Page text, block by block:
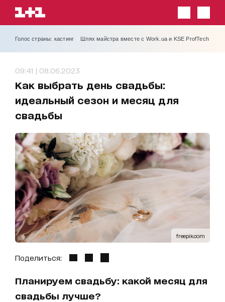
Голос страны: кастинг Шлях майстра вместе с Work.ua и KSE ProfTech
09:41 | 08.06.2023
Как выбрать день свадьбы:
идеальный сезон и месяц для
свадьбы
freepik.com
Поделиться:
Планируем свадьбу: какой месяц для
свадьбы лучше?